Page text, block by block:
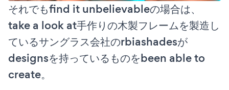
それでもfind it unbelievableの場合は、
take a look at手作りの木製フレームを製造し
ているサングラス会社のrbiashadesが
designsを持っているものをbeen able to
create。